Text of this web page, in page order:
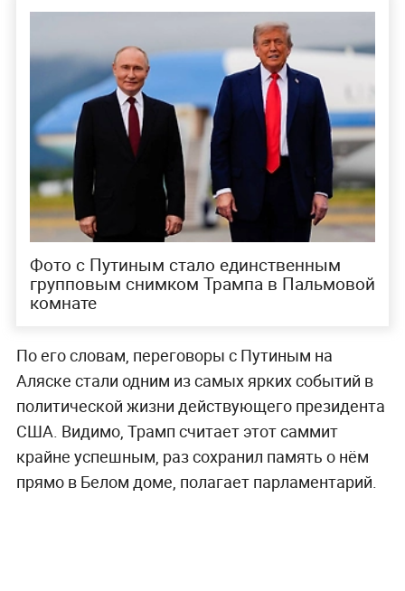
Фото с Путиным стало единственным
групповым снимком Трампа в Пальмовой
комнате
По его словам, переговоры с Путиным на
Аляске стали одним из самых ярких событий в
политической жизни действующего президента
США. Видимо, Трамп считает этот саммит
крайне успешным, раз сохранил память о нём
прямо в Белом доме, полагает парламентарий.